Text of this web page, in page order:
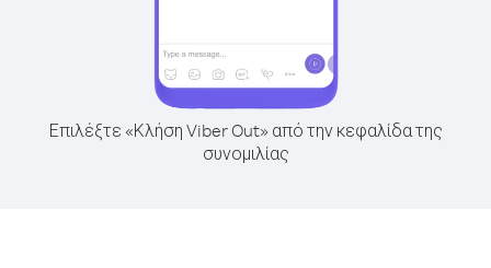
Επιλέξτε «Κλήση Viber Out» από την κεφαλίδα της
συνομιλίας